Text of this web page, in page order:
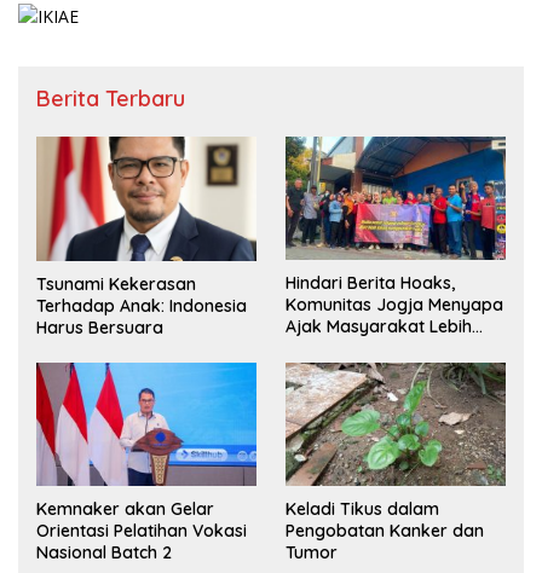
Berita Terbaru
Tsunami Kekerasan
Terhadap Anak: Indonesia
Harus Bersuara
Hindari Berita Hoaks,
Komunitas Jogja Menyapa
Ajak Masyarakat Lebih
Kemnaker akan Gelar
Orientasi Pelatihan Vokasi
Nasional Batch 2
Keladi Tikus dalam
Pengobatan Kanker dan
Tumor